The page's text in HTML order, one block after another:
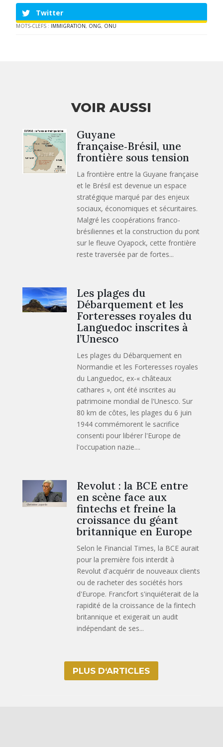
Twitter
MOTS-CLEFS : IMMIGRATION, ONG, ONU
VOIR AUSSI
Guyane
française‑Brésil, une
frontière sous tension
La frontière entre la Guyane française
et le Brésil est devenue un espace
stratégique marqué par des enjeux
sociaux, économiques et sécuritaires.
Malgré les coopérations franco-
brésiliennes et la construction du pont
sur le fleuve Oyapock, cette frontière
reste traversée par de fortes...
Les plages du
Débarquement et les
Forteresses royales du
Languedoc inscrites à
l’Unesco
Les plages du Débarquement en
Normandie et les Forteresses royales
du Languedoc, ex-« châteaux
cathares », ont été inscrites au
patrimoine mondial de l'Unesco. Sur
80 km de côtes, les plages du 6 juin
1944 commémorent le sacrifice
consenti pour libérer l'Europe de
l'occupation nazie....
Revolut : la BCE entre
en scène face aux
fintechs et freine la
croissance du géant
britannique en Europe
Selon le Financial Times, la BCE aurait
pour la première fois interdit à
Revolut d'acquérir de nouveaux clients
ou de racheter des sociétés hors
d'Europe. Francfort s'inquiéterait de la
rapidité de la croissance de la fintech
britannique et exigerait un audit
indépendant de ses...
PLUS D‘ARTICLES